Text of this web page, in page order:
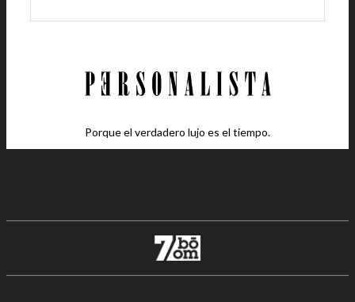
Porque el verdadero lujo es el tiempo.